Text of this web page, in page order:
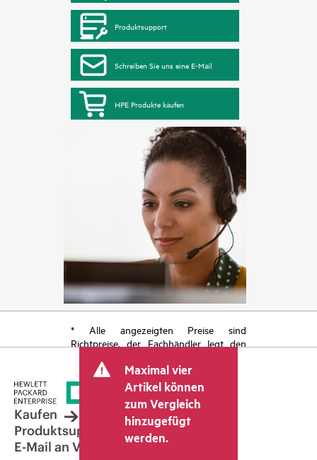
Produktsupport
Schreiben Sie uns eine E-Mail
HPE Produkte kaufen
* Alle angezeigten Preise sind
Richtpreise, der Fachhändler legt den
kann weitere Gebühren wie
Mehrwertsteuer und Versandkosten
berücksichtigen. Der vom Fachhändler
festgelegte Transaktionspreis kann von
dem anderer Fachhändler und dem
angezeigten Richtpreis abweichen. Die
Richtpreise können zeitlich begrenzte
Maximal vier
Artikel können
zum Vergleich
hinzugefügt
werden.
Kaufen
Produktsupport
E-Mail an Vertrieb